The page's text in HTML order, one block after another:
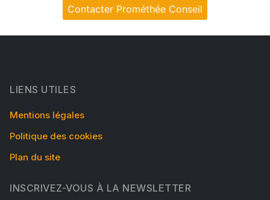
Contacter Prométhée Conseil
LIENS UTILES
Mentions légales
Politique des cookies
Plan du site
INSCRIVEZ-VOUS À LA NEWSLETTER